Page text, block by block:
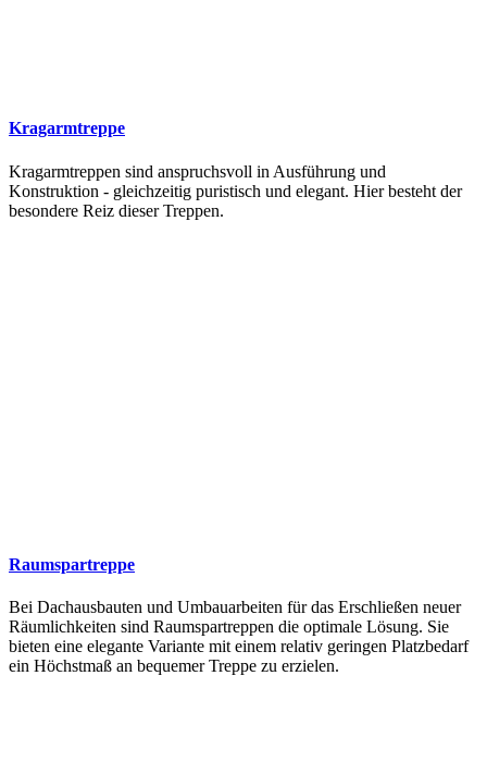
Kragarmtreppe
Kragarmtreppen sind anspruchsvoll in Ausführung und
Konstruktion - gleichzeitig puristisch und elegant. Hier besteht der
besondere Reiz dieser Treppen.
Raumspartreppe
Bei Dachausbauten und Umbauarbeiten für das Erschließen neuer
Räumlichkeiten sind Raumspartreppen die optimale Lösung. Sie
bieten eine elegante Variante mit einem relativ geringen Platzbedarf
ein Höchstmaß an bequemer Treppe zu erzielen.